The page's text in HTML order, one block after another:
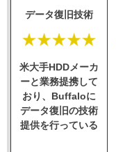
データ復旧技術
米大手HDDメーカ
ーと業務提携して
おり、Buffaloに
データ復旧の技術
提供を行っている